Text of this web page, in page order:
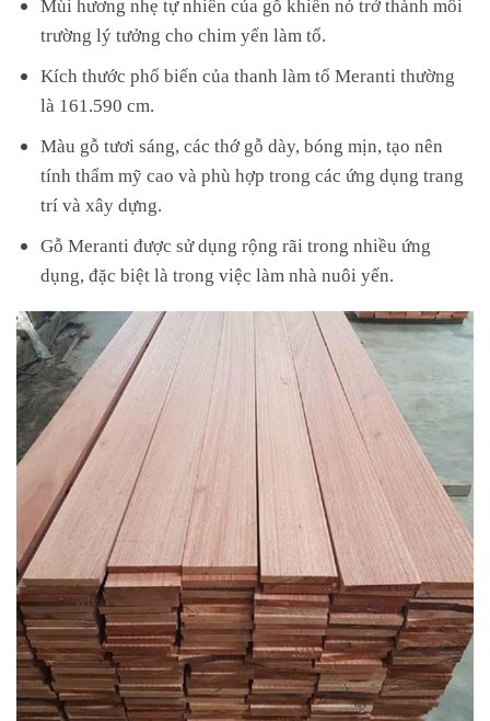
trường lý tưởng cho chim yến làm tổ.
Kích thước phổ biến của thanh làm tổ Meranti thường
là 161.590 cm.
Màu gỗ tươi sáng, các thớ gỗ dày, bóng mịn, tạo nên
tính thẩm mỹ cao và phù hợp trong các ứng dụng trang
trí và xây dựng.
Gỗ Meranti được sử dụng rộng rãi trong nhiều ứng
dụng, đặc biệt là trong việc làm nhà nuôi yến.